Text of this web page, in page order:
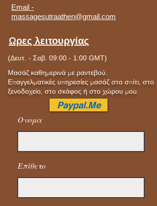
Email -
massagesutraathen@gmail.com
Ωρες λειτουργίας
(Δευτ. - Σαβ. 09:00 - 1:00 GMT)
Μασάζ καθημερινά με ραντεβού.
Επαγγελματικές υπηρεσίες μασάζ στο σπίτι, στο
ξενοδοχείο, στο σκάφος ή στο χώρου μου.
Paypal.Me
Ονομα
Επίθετο